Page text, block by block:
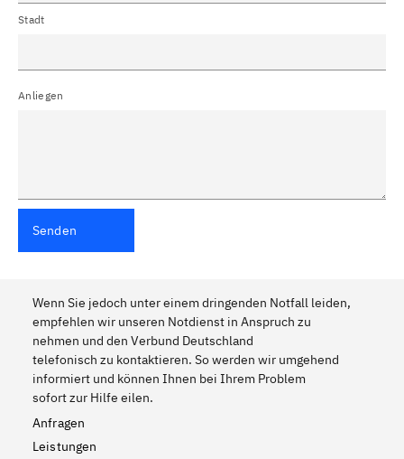
Stadt
Anliegen
Senden
Wenn Sie jedoch unter einem dringenden Notfall leiden,
empfehlen wir unseren Notdienst in Anspruch zu
nehmen und den Verbund Deutschland
telefonisch zu kontaktieren. So werden wir umgehend
informiert und können Ihnen bei Ihrem Problem
sofort zur Hilfe eilen.
Anfragen
Leistungen